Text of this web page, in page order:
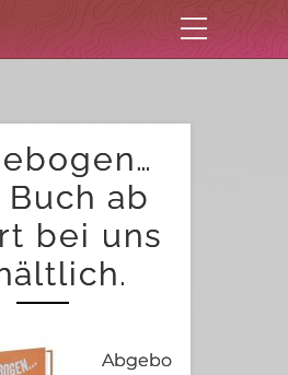
Buch ab
bei uns
Abgebo